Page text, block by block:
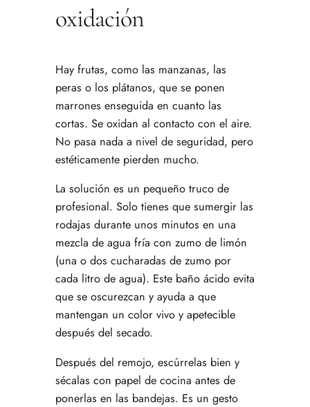
oxidación
Hay frutas, como las manzanas, las
peras o los plátanos, que se ponen
marrones enseguida en cuanto las
cortas. Se oxidan al contacto con el aire.
No pasa nada a nivel de seguridad, pero
estéticamente pierden mucho.
La solución es un pequeño truco de
profesional. Solo tienes que sumergir las
rodajas durante unos minutos en una
mezcla de agua fría con zumo de limón
(una o dos cucharadas de zumo por
cada litro de agua). Este baño ácido evita
que se oscurezcan y ayuda a que
mantengan un color vivo y apetecible
después del secado.
Después del remojo, escúrrelas bien y
sécalas con papel de cocina antes de
ponerlas en las bandejas. Es un gesto